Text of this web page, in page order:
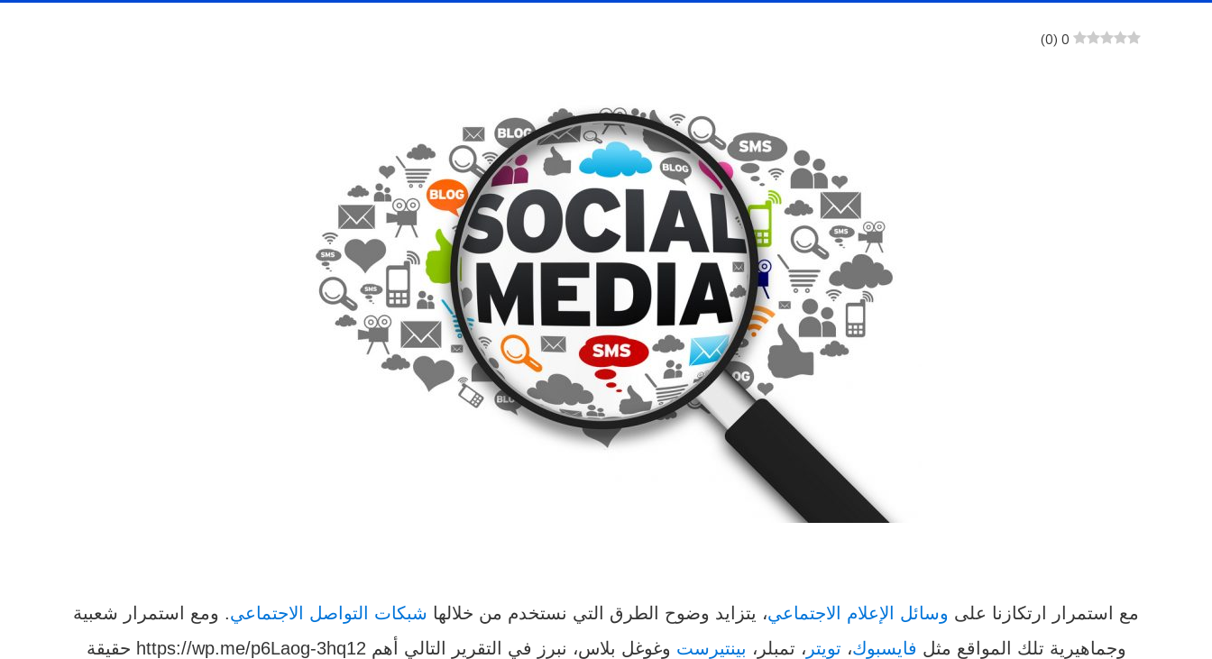
0
(
0
)
مع استمرار ارتكازنا على وسائل الإعلام الاجتماعي، يتزايد وضوح الطرق التي نستخدم من خلالها شبكات التواصل الاجتماعي. ومع استمرار شعبية
وجماهيرية تلك المواقع مثل فايسبوك، تويتر ، تمبلر، بينتيرست
وغوغل بلاس، نبرز في التقرير التالي أهم https://wp.me/p6Laog-3hq12 حقيقة